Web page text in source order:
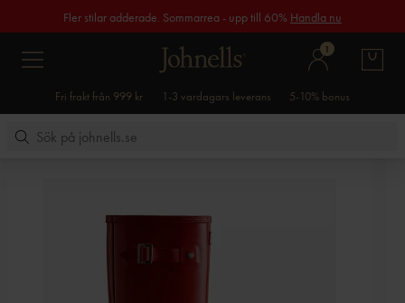
Fler stilar adderade. Sommarrea - upp till 60% Handla nu
1
Fri frakt från 999 kr 1-3 vardagars leverans 5-10% bonus